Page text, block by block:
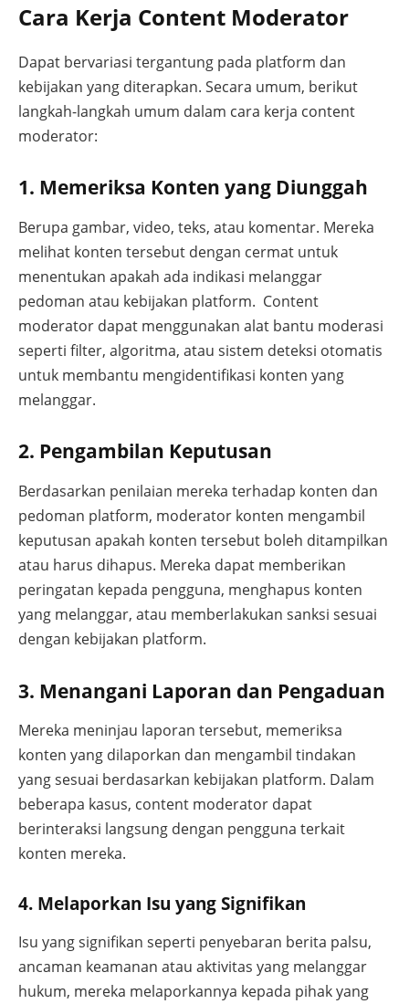
Cara Kerja Content Moderator
Dapat bervariasi tergantung pada platform dan
kebijakan yang diterapkan. Secara umum, berikut
langkah-langkah umum dalam cara kerja content
moderator:
1. Memeriksa Konten yang Diunggah
Berupa gambar, video, teks, atau komentar. Mereka
melihat konten tersebut dengan cermat untuk
menentukan apakah ada indikasi melanggar
pedoman atau kebijakan platform. Content
moderator dapat menggunakan alat bantu moderasi
seperti filter, algoritma, atau sistem deteksi otomatis
untuk membantu mengidentifikasi konten yang
melanggar.
2. Pengambilan Keputusan
Berdasarkan penilaian mereka terhadap konten dan
pedoman platform, moderator konten mengambil
keputusan apakah konten tersebut boleh ditampilkan
atau harus dihapus. Mereka dapat memberikan
peringatan kepada pengguna, menghapus konten
yang melanggar, atau memberlakukan sanksi sesuai
dengan kebijakan platform.
3. Menangani Laporan dan Pengaduan
Mereka meninjau laporan tersebut, memeriksa
konten yang dilaporkan dan mengambil tindakan
yang sesuai berdasarkan kebijakan platform. Dalam
beberapa kasus, content moderator dapat
berinteraksi langsung dengan pengguna terkait
konten mereka.
4. Melaporkan Isu yang Signifikan
Isu yang signifikan seperti penyebaran berita palsu,
ancaman keamanan atau aktivitas yang melanggar
hukum, mereka melaporkannya kepada pihak yang